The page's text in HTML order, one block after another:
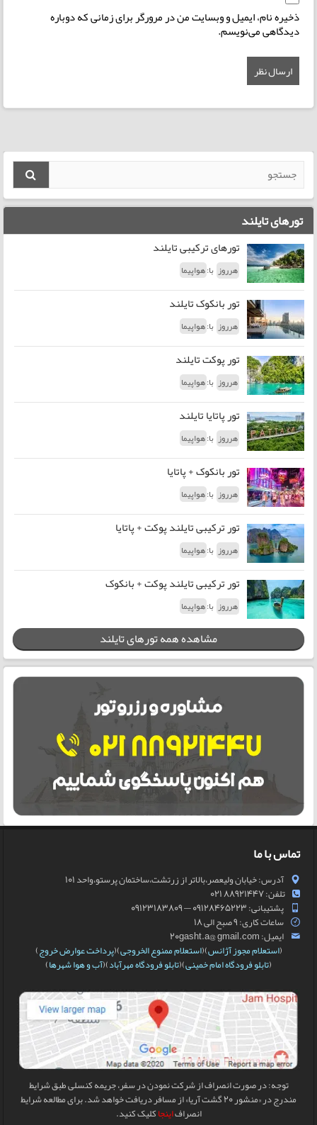
ذخیره نام، ایمیل و وبسایت من در مرورگر برای زمانی که دوباره
دیدگاهی می‌نویسم.
تورهای تایلند
تورهای ترکیبی تایلند
هرروز با:هواپیما
تور بانکوک تایلند
هرروز با:هواپیما
تور پوکت تایلند
هرروز با:هواپیما
تور پاتایا تایلند
هرروز با:هواپیما
تور بانکوک + پاتایا
هرروز با:هواپیما
تور ترکیبی تایلند پوکت + پاتایا
هرروز با:هواپیما
تور ترکیبی تایلند پوکت + بانکوک
هرروز با:هواپیما
مشاهده همه تورهای تایلند
تماس با ما
آدرس: خیابان ولیعصر،بالاتر از زرتشت،ساختمان پرستو،واحد 101
تلفن: 88921447 021
پشتیبانی: 09128465223 — 09123183809
ساعات کاری: 9 صبح الی 18
ایمیل: 20gasht.a@ gmail.com
(استعلام مجوز آژانس)(استعلام ممنوع الخروجی)(پرداخت عوارض خروج)
(تابلو فرودگاه امام خمینی)(تابلو فرودگاه مهرآباد)(آب و هوا شهرها)
توجه: در صورت انصراف از شرکت نمودن در سفر، جریمه کنسلی طبق شرایط
مندرج در «منشور 20 گشت آریا» از مسافر دریافت خواهد شد. برای مطالعه شرایط
انصرافاینجاکلیک کنید.